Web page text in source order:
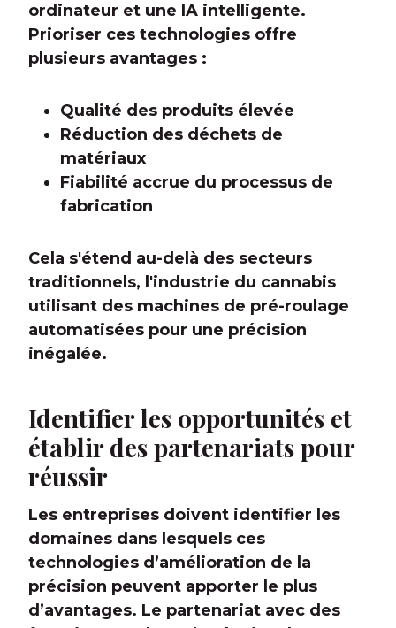
ordinateur et une IA intelligente.
Prioriser ces technologies offre
plusieurs avantages :
Qualité des produits élevée
Réduction des déchets de
matériaux
Fiabilité accrue du processus de
fabrication
Cela s'étend au-delà des secteurs
traditionnels, l'industrie du cannabis
utilisant des machines de pré-roulage
automatisées pour une précision
inégalée.
Identifier les opportunités et
établir des partenariats pour
réussir
Les entreprises doivent identifier les
domaines dans lesquels ces
technologies d’amélioration de la
précision peuvent apporter le plus
d’avantages. Le partenariat avec des